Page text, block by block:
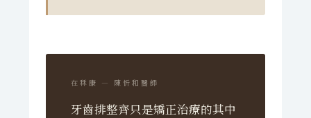
在秝康 — 陳忻和醫師
牙齒排整齊只是矯正治療的其中